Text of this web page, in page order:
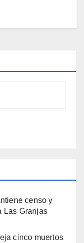
censo y
Las Granjas
cinco muertos